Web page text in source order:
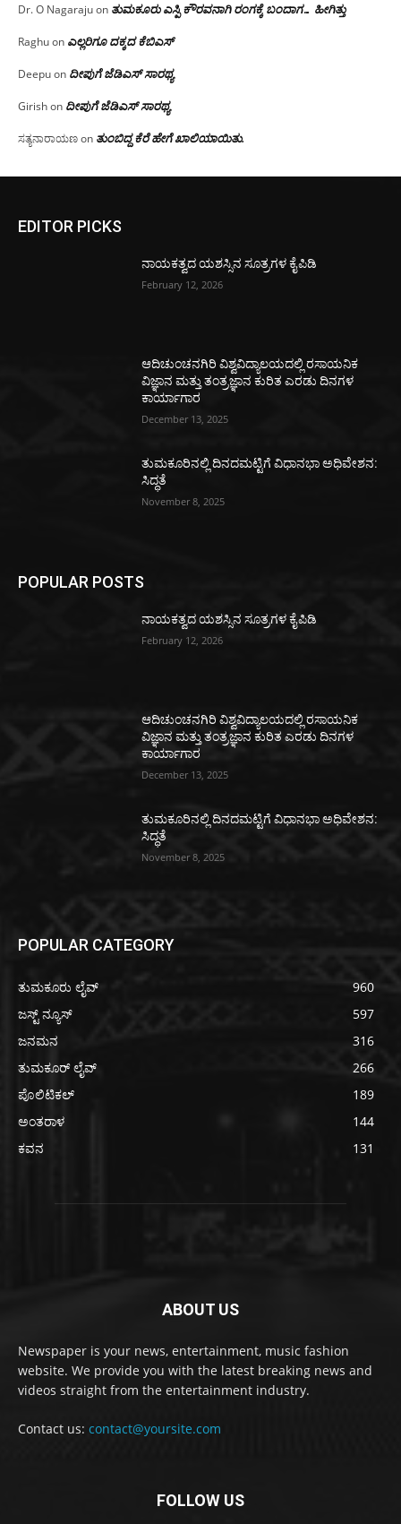
Dr. O Nagarajuon ತುಮಕೂರು ಎಸ್ಪಿ ಕೌರವನಾಗಿ ರಂಗಕ್ಕೆ ಬಂದಾಗ… ಹೀಗಿತ್ತು
Raghuon ಎಲ್ಲರಿಗೂ ದಕ್ಕದ ಕೆಬಿಎಸ್
Deepuon ದೀಪುಗೆ ಜೆಡಿಎಸ್ ಸಾರಥ್ಯ
Girishon ದೀಪುಗೆ ಜೆಡಿಎಸ್ ಸಾರಥ್ಯ
ಸತ್ಯನಾರಾಯಣon ತುಂಬಿದ್ದ ಕೆರೆ ಹೇಗೆ ಖಾಲಿಯಾಯಿತು.
EDITOR PICKS
ನಾಯಕತ್ವದ ಯಶಸ್ಸಿನ ಸೂತ್ರಗಳ ಕೈಪಿಡಿ
February 12, 2026
ಆದಿಚುಂಚನಗಿರಿ ವಿಶ್ವವಿದ್ಯಾಲಯದಲ್ಲಿ ರಸಾಯನಿಕ
ವಿಜ್ಞಾನ ಮತ್ತು ತಂತ್ರಜ್ಞಾನ ಕುರಿತ ಎರಡು ದಿನಗಳ
ಕಾರ್ಯಾಗಾರ
December 13, 2025
ತುಮಕೂರಿನಲ್ಲಿ ದಿನದಮಟ್ಟಿಗೆ ವಿಧಾನಭಾ ಅಧಿವೇಶನ:
ಸಿದ್ಧತೆ
November 8, 2025
POPULAR POSTS
ನಾಯಕತ್ವದ ಯಶಸ್ಸಿನ ಸೂತ್ರಗಳ ಕೈಪಿಡಿ
February 12, 2026
ಆದಿಚುಂಚನಗಿರಿ ವಿಶ್ವವಿದ್ಯಾಲಯದಲ್ಲಿ ರಸಾಯನಿಕ
ವಿಜ್ಞಾನ ಮತ್ತು ತಂತ್ರಜ್ಞಾನ ಕುರಿತ ಎರಡು ದಿನಗಳ
ಕಾರ್ಯಾಗಾರ
December 13, 2025
ತುಮಕೂರಿನಲ್ಲಿ ದಿನದಮಟ್ಟಿಗೆ ವಿಧಾನಭಾ ಅಧಿವೇಶನ:
ಸಿದ್ಧತೆ
November 8, 2025
POPULAR CATEGORY
ತುಮಕೂರು ಲೈವ್
960
ಜಸ್ಟ್ ನ್ಯೂಸ್
597
ಜನಮನ
316
ತುಮಕೂರ್ ಲೈವ್
266
ಪೊಲಿಟಿಕಲ್
189
ಅಂತರಾಳ
144
ಕವನ
131
ABOUT US
Newspaper is your news, entertainment, music fashion
website. We provide you with the latest breaking news and
videos straight from the entertainment industry.
Contact us: contact@yoursite.com
FOLLOW US